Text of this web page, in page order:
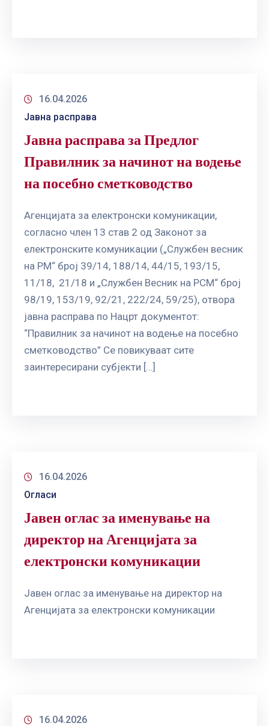
16.04.2026
Јавна расправа
Јавна расправа за Предлог
Правилник за начинот на водење
на посебно сметководство
Агенцијата за електронски комуникации,
согласно член 13 став 2 од Законот за
електронските комуникации („Службен весник
на РM“ број 39/14, 188/14, 44/15, 193/15,
11/18, 21/18 и „Службен Весник на РСМ“ број
98/19, 153/19, 92/21, 222/24, 59/25), отвора
јавна расправа по Нацрт документот:
“Правилник за начинот на водење на посебно
сметководство” Се повикуваат сите
заинтересирани субјекти […]
16.04.2026
Огласи
Јавен оглас за именување на
директор на Агенцијата за
електронски комуникации
Јавен оглас за именување на директор на
Агенцијата за електронски комуникации
16.04.2026